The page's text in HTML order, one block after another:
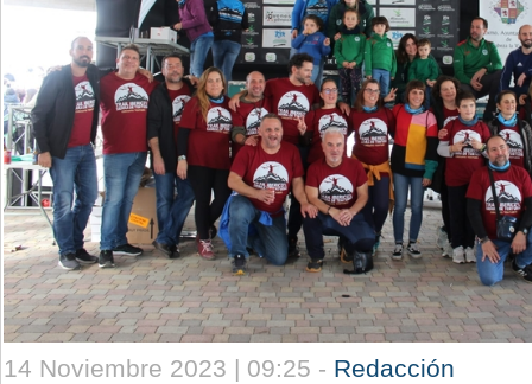
14 Noviembre 2023 | 09:25 - Redacción